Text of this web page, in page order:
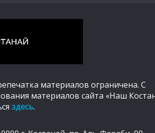
материалов ограничена. С
материалов сайта «Наш
здесь.